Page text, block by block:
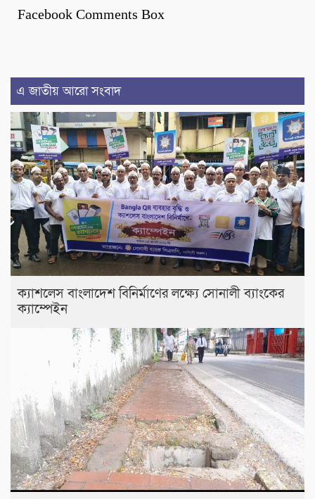
Facebook Comments Box
এ জাতীয় আরো সংবাদ
ক্যাশলেস বাংলাদেশ বিনির্মাণের লক্ষ্যে সোনালী ব্যাংকের
ক্যাম্পেইন